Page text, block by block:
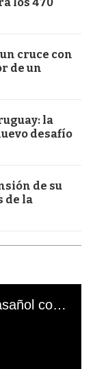
cruce con
de un
la
desafío
de su
de la
El mal momento de Yanina Gasañol con un hincha argentino en "Subrayado"